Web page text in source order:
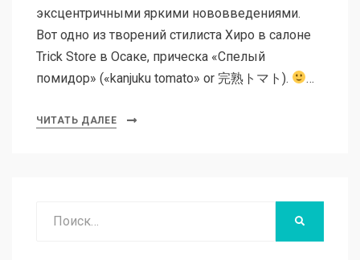
эксцентричными яркими нововведениями.
Вот одно из творений стилиста Хиро в салоне
Trick Store в Осаке, прическа «Спелый
помидор» («kanjuku tomato» or 完熟トマト).
…
ЧИТАТЬ ДАЛЕЕ